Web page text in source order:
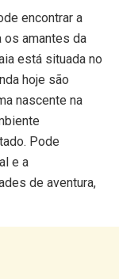
encontrar a
os amantes da
está situada no
hoje são
nascente na
Pode
e a
de aventura,